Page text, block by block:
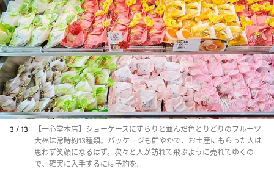
3 / 13
【一心堂本店】ショーケースにずらりと並んだ色とりどりのフルーツ
大福は常時約13種類。パッケージも鮮やかで、お土産にもらった人は
思わず笑顔になるはず。次々と人が訪れて飛ぶように売れてゆくの
で、確実に入手するには予約を。